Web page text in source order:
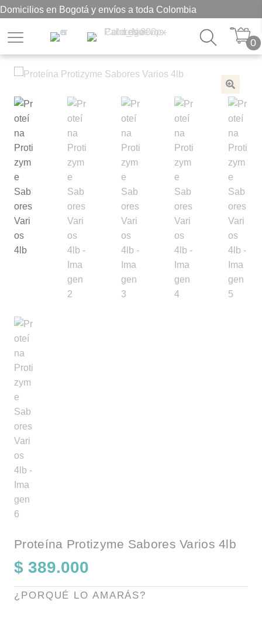
Domicilios en Bogotá y envíos a toda Colombia
0
🔍
Proteína Protizyme Sabores Varios 4lb
$ 389.000
¿PORQUÉ LO AMARÁS?